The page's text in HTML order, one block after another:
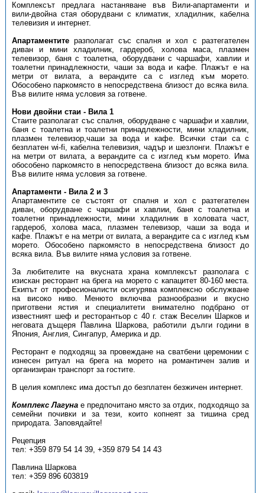
Комплексът предлага настаняване във Вили-апартаменти и
вили-двойна стая оборудвани с климатик, хладилник, кабелна
телевизия и интернет.
Апартаментитеразполагат със спалня и хол с разтегателен
диван и мини хладилник, гардероб, холова маса, плазмен
телевизор, баня с тоалетна, оборудвани с чаршафи, хавлии и
тоалетни принадлежности, чаши за вода и кафе. Плажът е на
метри от вилата, а верандите са с изглед към морето.
Обособено паркомясто в непосредствена близост до всяка вила.
Във вилите няма условия за готвене.
Нови двойни стаи - Вила 1
Стаите разполагат със спалня, оборудване с чаршафи и хавлии,
баня с тоалетна и тоалетни принадлежности, мини хладилник,
плазмен телевизор,чаши за вода и кафе. Всички стаи са с
безплатен wi-fi, кабелна телевизия, чадър и шезлонги. Плажът е
на метри от вилата, а верандите са с изглед към морето. Има
обособено паркомясто в непосредствена близост до всяка вила.
Във вилите няма условия за готвене.
Апартаменти - Вила 2 и 3
Апартаментите се състоят от спалня и хол с разтегателен
диван, оборудване с чаршафи и хавлии, баня с тоалетна и
тоалетни принадлежности, мини хладилник в холовата част,
гардероб, холова маса, плазмен телевизор, чаши за вода и
кафе. Плажът е на метри от вилата, а верандите са с изглед към
морето. Обособено паркомясто в непосредствена близост до
всяка вила. Във вилите няма условия за готвене.
За любителите на вкусната храна комплексът разполага с
изискан ресторант на брега на морето с капацитет 80-160 места.
Екипът от професионалисти осигурява комплексно обслужване
на високо ниво. Менюто включва разнообразни и вкусно
приготвени ястия и специалитети внимателно подбрано от
известният шеф и ресторантьор с 40 г. стаж Веселин Шарков и
неговата дъщеря Павлина Шаркова, работили дълги години в
Япония, Англия, Сингапур, Америка и др.
Ресторант е подходящ за провеждане на сватбени церемонии с
изнесен ритуал на брега на морето на романтичен залив и
организиран транспорт за гостите.
В целия комплекс има достъп до безплатен безжичен интернет.
Комплекс Лагуна е предпочитано място за отдих, подходящо за
семейни почивки и за тези, които копнеят за тишина сред
природата. Заповядайте!
Рецепция
тел: +359 879 54 14 39, +359 879 54 14 43
Павлина Шаркова
тел: +359 896 603819